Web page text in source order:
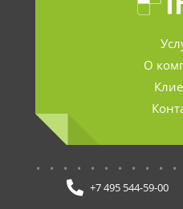
О
+7 495 544-59-00